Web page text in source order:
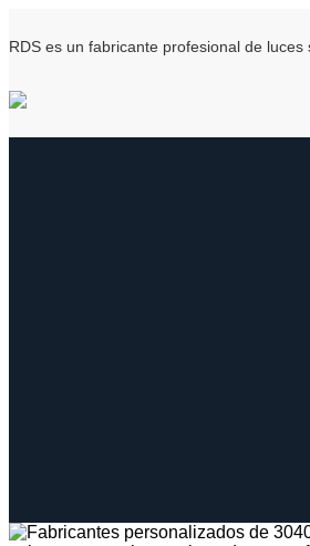
RDS es un fabricante profesional de